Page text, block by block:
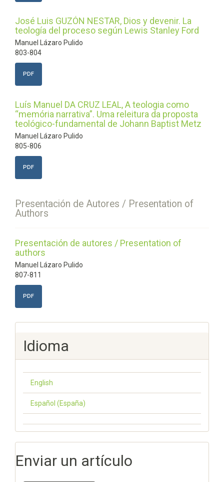
José Luis GUZÓN NESTAR, Dios y devenir. La
teología del proceso según Lewis Stanley Ford
Manuel Lázaro Pulido
803-804
PDF
Luís Manuel DA CRUZ LEAL, A teologia como
“memória narrativa”. Uma releitura da proposta
teológico-fundamental de Johann Baptist Metz
Manuel Lázaro Pulido
805-806
PDF
Presentación de Autores / Presentation of
Authors
Presentación de autores / Presentation of
authors
Manuel Lázaro Pulido
807-811
PDF
Idioma
English
Español (España)
Enviar un artículo